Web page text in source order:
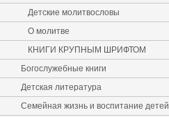
Детские молитвословы
О молитве
КНИГИ КРУПНЫМ ШРИФТОМ
Богослужебные книги
Детская литература
Семейная жизнь и воспитание детей